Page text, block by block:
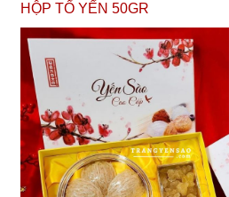
HỘP TỔ YẾN 50GR